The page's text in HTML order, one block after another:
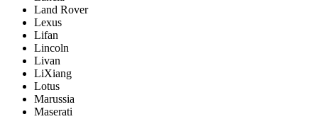
Land Rover
Lexus
Lifan
Lincoln
Livan
LiXiang
Lotus
Marussia
Maserati